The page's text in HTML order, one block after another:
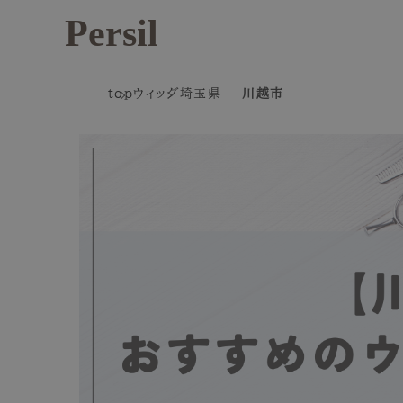
Persil
topウィッグ 埼玉県 川越市